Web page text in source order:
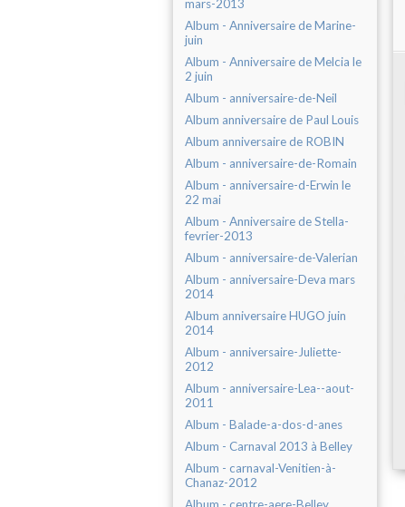
mars-2013
Album - Anniversaire de Marine-
juin
Album - Anniversaire de Melcia le
2 juin
Album - anniversaire-de-Neil
Album anniversaire de Paul Louis
Album anniversaire de ROBIN
Album - anniversaire-de-Romain
Album - anniversaire-d-Erwin le
22 mai
Album - Anniversaire de Stella-
fevrier-2013
Album - anniversaire-de-Valerian
Album - anniversaire-Deva mars
2014
Album anniversaire HUGO juin
2014
Album - anniversaire-Juliette-
2012
Album - anniversaire-Lea--aout-
2011
Album - Balade-a-dos-d-anes
Album - Carnaval 2013 à Belley
Album - carnaval-Venitien-à-
Chanaz-2012